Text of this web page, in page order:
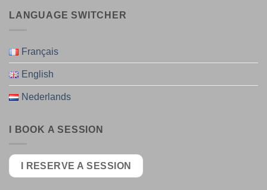
LANGUAGE SWITCHER
Français
English
Nederlands
I BOOK A SESSION
I RESERVE A SESSION